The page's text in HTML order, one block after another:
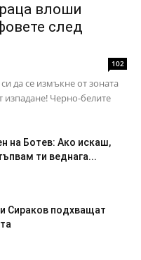
влоши
след
102
да се измъкне от зоната
изпадане! Черно-белите
на Ботев: Ако искаш,
ти веднага...
Сираков подхващат